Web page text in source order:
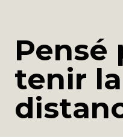
Pensé
tenir la